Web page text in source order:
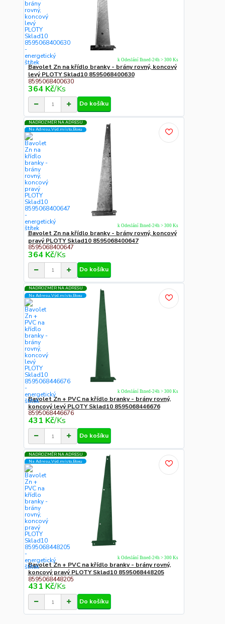
Bavolet Zn na křídlo branky - brány rovný, koncový
levý PLOTY Sklad10 8595068400630
8595068400630
364 Kč/Ks
k Odeslání Ihned-24h > 300 Ks
Do košíku
NADROZMĚR NA ADRESU
Na Adresu,Výd.místo,Boxu
Bavolet Zn na křídlo branky - brány rovný, koncový
pravý PLOTY Sklad10 8595068400647
8595068400647
364 Kč/Ks
k Odeslání Ihned-24h > 300 Ks
Do košíku
NADROZMĚR NA ADRESU
Na Adresu,Výd.místo,Boxu
Bavolet Zn + PVC na křídlo branky - brány rovný,
koncový levý PLOTY Sklad10 8595068446676
8595068446676
431 Kč/Ks
k Odeslání Ihned-24h > 300 Ks
Do košíku
NADROZMĚR NA ADRESU
Na Adresu,Výd.místo,Boxu
Bavolet Zn + PVC na křídlo branky - brány rovný,
koncový pravý PLOTY Sklad10 8595068448205
8595068448205
431 Kč/Ks
k Odeslání Ihned-24h > 300 Ks
Do košíku